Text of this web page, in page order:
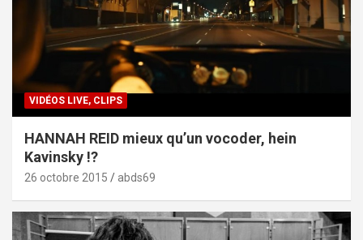
VIDÉOS LIVE, CLIPS
HANNAH REID mieux qu’un vocoder, hein
Kavinsky !?
26 octobre 2015 abds69